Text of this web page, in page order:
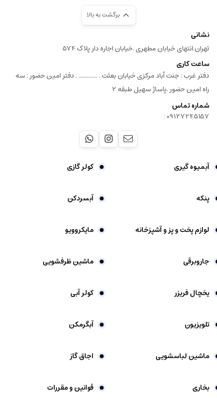
برگشت به بالا
نشانی
تهران.انتهای خیابان مطهری .خیابان اجاره دار پلاک 574
ساعت کاری
دفتر غرب : جنت آباد مرکزی خیابان بعثت . ............. . دفتر امین حضور : سه
راه امین حضور .پاساژ سهیل طبقه 2
شماره تماس
09127245157
|
آبمیوه گیری کولر گازی
پنکه آبسردکن
لوازم پخت و پز و آشپزخانه مایکروویو
جاروبرقی ماشین ظرفشویی
یخچال فریزر کولر آبی
تلویزیون آبگرمکن
ماشین لباسشویی اجاق گاز
بخاری قوانین و مقررات